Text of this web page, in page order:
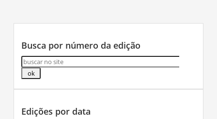
Busca por número da edição
Edições por data